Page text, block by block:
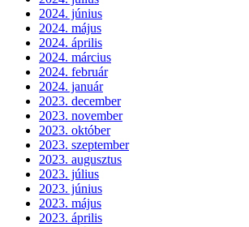
2024. június
2024. május
2024. április
2024. március
2024. február
2024. január
2023. december
2023. november
2023. október
2023. szeptember
2023. augusztus
2023. július
2023. június
2023. május
2023. április